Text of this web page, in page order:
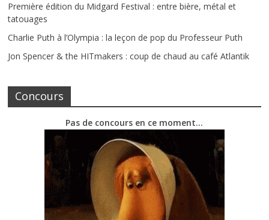
Première édition du Midgard Festival : entre bière, métal et
tatouages
Charlie Puth à l’Olympia : la leçon de pop du Professeur Puth
Jon Spencer & the HITmakers : coup de chaud au café Atlantik
Concours
Pas de concours en ce moment…